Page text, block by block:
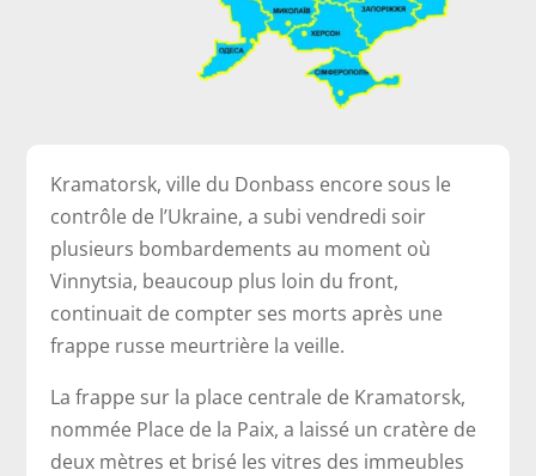
Kramatorsk, ville du Donbass encore sous le
contrôle de l’Ukraine, a subi vendredi soir
plusieurs bombardements au moment où
Vinnytsia, beaucoup plus loin du front,
continuait de compter ses morts après une
frappe russe meurtrière la veille.
La frappe sur la place centrale de Kramatorsk,
nommée Place de la Paix, a laissé un cratère de
deux mètres et brisé les vitres des immeubles